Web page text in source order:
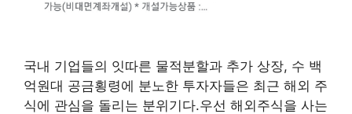
국내 기업들의 잇따른 물적분할과 추가 상장, 수 백
억원대 공금횡령에 분노한 투자자들은 최근 해외 주
식에 관심을 돌리는 분위기다.우선 해외주식을 사는